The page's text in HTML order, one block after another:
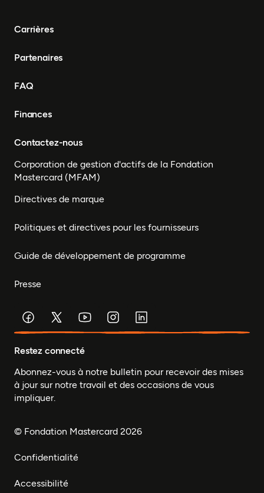
Carrières
Partenaires
FAQ
Finances
Contactez-nous
Corporation de gestion d'actifs de la Fondation
Mastercard (MFAM)
Directives de marque
Politiques et directives pour les fournisseurs
Guide de développement de programme
Presse
Restez connecté
Abonnez-vous à notre bulletin pour recevoir des mises
à jour sur notre travail et des occasions de vous
impliquer.
© Fondation Mastercard 2026
Confidentialité
Accessibilité